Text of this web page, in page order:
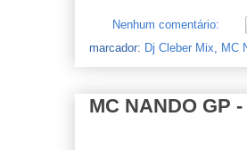
Nenhum comentário:
marcador: Dj Cleber Mix, MC
MC NANDO GP